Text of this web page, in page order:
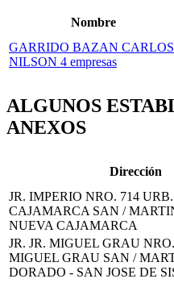
Nombre
GARRIDO BAZAN CARLOS
NILSON 4 empresas
ALGUNOS
ANEXOS
Dirección
JR. IMPERIO NRO. 714
CAJAMARCA SAN /
NUEVA CAJAMARCA
JR. JR. MIGUEL GRAU
MIGUEL GRAU SAN /
DORADO - SAN JOSE DE